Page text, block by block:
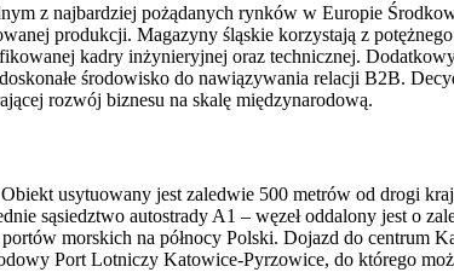
z najbardziej pożądanych rynków w Europie
produkcji. Magazyny śląskie korzystają z
kadry inżynieryjnej oraz technicznej.
środowisko do nawiązywania relacji B2B.
rozwój biznesu na skalę międzynarodową.
usytuowany jest zaledwie 500 metrów od drogi
sąsiedztwo autostrady A1 – węzeł oddalony jest o
morskich na północy Polski. Dojazd do centrum
Port Lotniczy Katowice-Pyrzowice, do którego